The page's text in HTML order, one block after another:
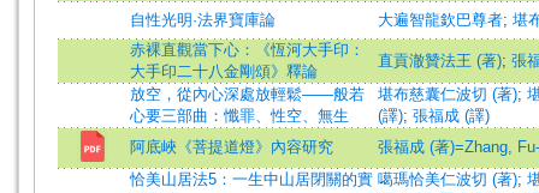
自性光明·法界寶庫論 大遍智龍欽巴尊者; 堪
赤裸直觀當下心：《恆河大手印：
大手印二十八金剛頌》釋論
直貢澈贊法王 (著); 張
放空，從內心深處放輕鬆——般若
心要三部曲：懺罪、性空、無生
堪布慈囊仁波切 (著);
(譯); 張福成 (譯)
阿底峽《菩提道燈》內容研究
張福成 (著)=Zhang,
恰美山居法5：一生中山居閉關的實 噶瑪恰美仁波切 (著);